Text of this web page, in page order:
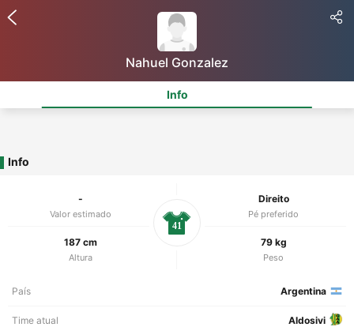
Nahuel Gonzalez
Info
Info
-
Valor estimado
Direito
Pé preferido
187 cm
Altura
79 kg
Peso
41
País Argentina
Time atual Aldosivi